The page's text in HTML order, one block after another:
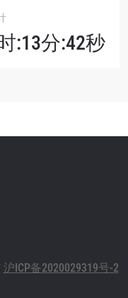
:13分:42秒
沪ICP备2020029319号-2